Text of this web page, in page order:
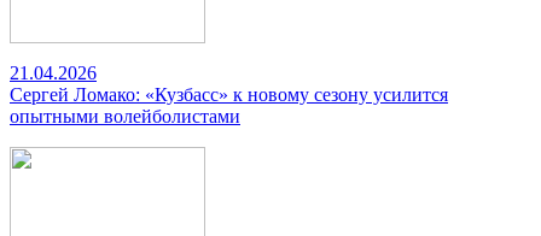
21.04.2026
Сергей Ломако: «Кузбасс» к новому сезону усилится
опытными волейболистами